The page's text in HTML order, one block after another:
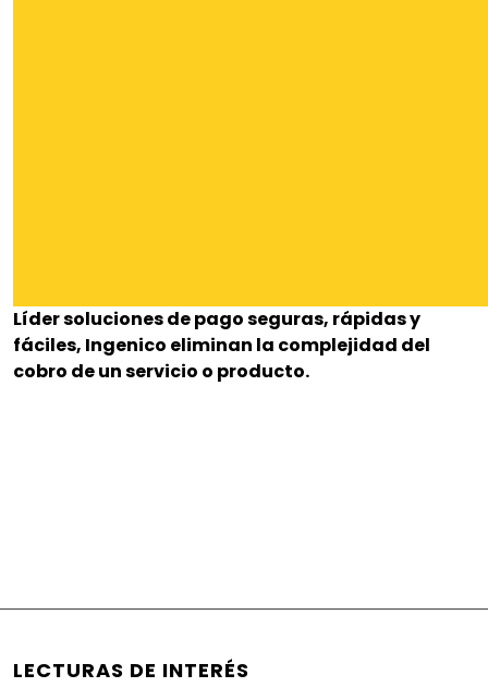
Líder soluciones de pago seguras, rápidas y
fáciles, Ingenico eliminan la complejidad del
cobro de un servicio o producto.
LECTURAS DE INTERÉS